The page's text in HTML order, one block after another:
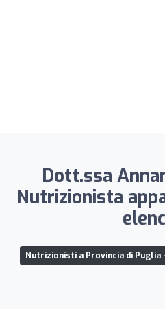
Dott.ssa
Nutrizionista
Nutrizionisti a Provincia di Puglia